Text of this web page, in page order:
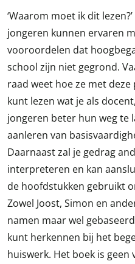
‘Waarom moet ik dit
jongeren kunnen ervaren
vooroordelen dat
school zijn niet gegrond.
raad weet hoe ze met
kunt lezen wat je als
jongeren beter hun weg te
aanleren van
Daarnaast zal je gedrag
interpreteren en kan
de hoofdstukken gebruikt
Zowel Joost, Simon en
namen maar wel
kunt herkennen bij het
huiswerk. Het boek is